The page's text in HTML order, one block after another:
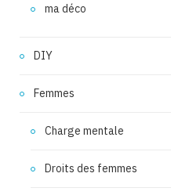
ma déco
DIY
Femmes
Charge mentale
Droits des femmes